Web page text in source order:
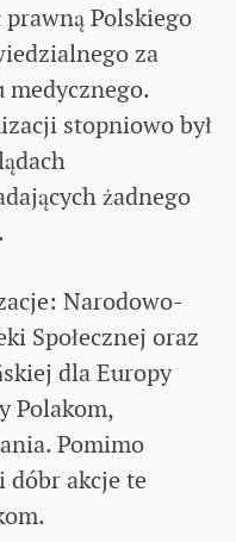
prawną Polskiego
za
stopniowo był
żadnego
Narodowo-
Społecznej oraz
dla Europy
Polakom,
Pomimo
akcje te